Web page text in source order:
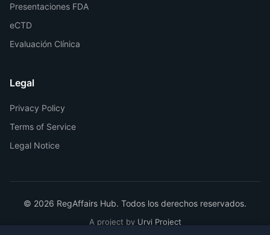
Presentaciones FDA
eCTD
Evaluación Clínica
Legal
Privacy Policy
Terms of Service
Legal Notice
© 2026 RegAffairs Hub. Todos los derechos reservados.
A project by Urvi Project